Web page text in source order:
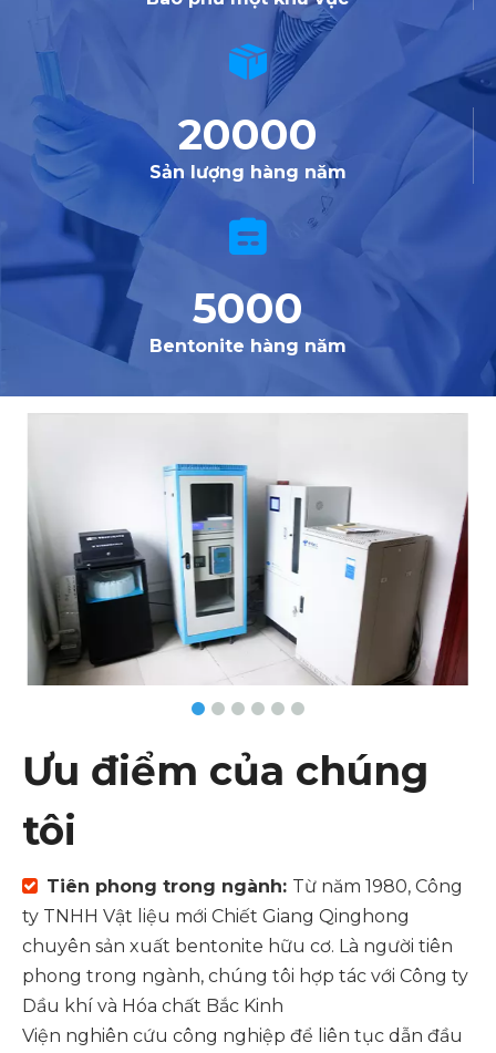
20000
Sản lượng hàng năm
5000
Bentonite hàng năm
Ưu điểm của chúng
tôi
 Tiên phong trong ngành: Từ năm 1980, Công
ty TNHH Vật liệu mới Chiết Giang Qinghong
chuyên sản xuất bentonite hữu cơ. Là người tiên
phong trong ngành, chúng tôi hợp tác với Công ty
Dầu khí và Hóa chất Bắc Kinh
Viện nghiên cứu công nghiệp để liên tục dẫn đầu